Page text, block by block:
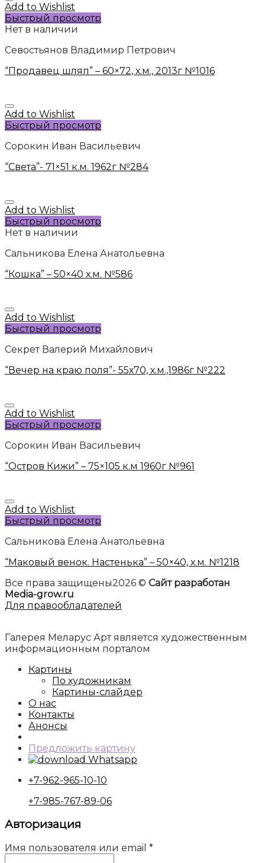
Add to Wishlist
Быстрый просмотр
Нет в наличии
Севостьянов Владимир Петрович
“Продавец шляп” – 60×72, х.м., 2013г №1016
Add to Wishlist
Быстрый просмотр
Сорокин Иван Васильевич
“Света”- 71×51 к.м. 1962г №284
Add to Wishlist
Быстрый просмотр
Нет в наличии
Сальникова Елена Анатольевна
“Кошка” – 50×40 х.м. №586
Add to Wishlist
Быстрый просмотр
Секрет Валерий Михайлович
“Вечер на краю поля”- 55х70, х.м.,1986г №222
Add to Wishlist
Быстрый просмотр
Сорокин Иван Васильевич
“Остров Кижи” – 75×105 к.м 1960г №961
Add to Wishlist
Быстрый просмотр
Сальникова Елена Анатольевна
“Маковый венок. Настенька” – 50×40, х.м. №1218
Все права защищены2026 © Сайт разработан
Media-grow.ru
Для правообладателей
Галерея Меларус Арт является художественным
информационным порталом
Картины
По художникам
Картины-слайдер
О нас
Контакты
Анонсы
Предложить картину
Whatsapp
+7-962-965-10-10
+7-985-767-89-06
Авторизация
Имя пользователя или email *